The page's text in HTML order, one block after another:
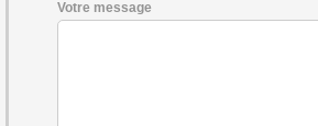
Votre message